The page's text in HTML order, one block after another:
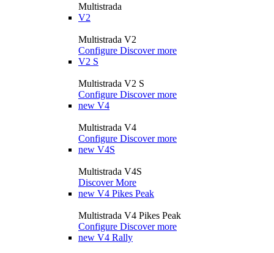
Multistrada
V2
Multistrada V2
Configure Discover more
V2 S
Multistrada V2 S
Configure Discover more
new V4
Multistrada V4
Configure Discover more
new V4S
Multistrada V4S
Discover More
new V4 Pikes Peak
Multistrada V4 Pikes Peak
Configure Discover more
new V4 Rally